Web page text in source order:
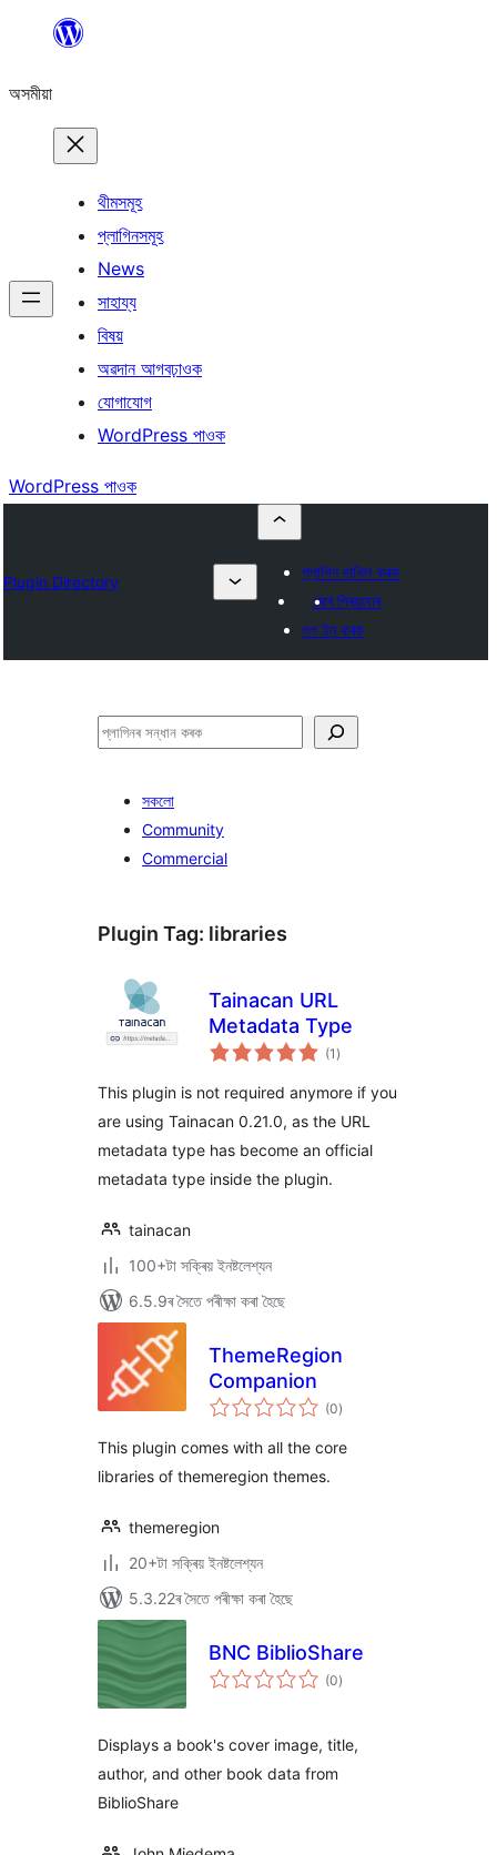
বিষয়বস্তুলৈ
অসমীয়া
থীমসমূহ
প্লাগিনসমূহ
News
সাহায্য
বিষয়
অৱদান আগবঢ়াওক
যোগাযোগ
WordPress পাওক
WordPress পাওক
Plugin Directory
প্লাগিন দাখিল কৰক
মোৰ প্ৰিয়বোৰ
লগ ইন কৰক
সন্ধান
সকলো
Community
Commercial
Plugin Tag: libraries
Tainacan URL
Metadata Type
(1 টা
মুঠ)
This plugin is not required anymore if you
are using Tainacan 0.21.0, as the URL
metadata type has become an official
metadata type inside the plugin.
tainacan
100+টা সক্ৰিয় ইনষ্টলেশ্যন
6.5.9ৰ সৈতে পৰীক্ষা কৰা হৈছে
ThemeRegion
Companion
(0টা
মুঠ)
This plugin comes with all the core
libraries of themeregion themes.
themeregion
20+টা সক্ৰিয় ইনষ্টলেশ্যন
5.3.22ৰ সৈতে পৰীক্ষা কৰা হৈছে
BNC BiblioShare
(0টা
মুঠ)
Displays a book's cover image, title,
author, and other book data from
BiblioShare